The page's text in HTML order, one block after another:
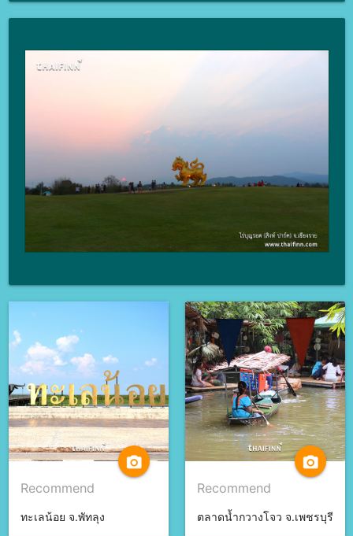
camera_alt
Recommend
ทะเลน้อย จ.พัทลุง
camera_alt
Recommend
ตลาดน้ำกวางโจว จ.เพชรบุรี